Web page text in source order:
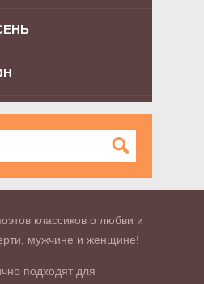
классиков о любви и
мужчине и женщине!
подходят для